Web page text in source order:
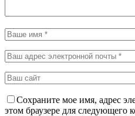
Сохраните мое имя, адрес
этом браузере для следующего